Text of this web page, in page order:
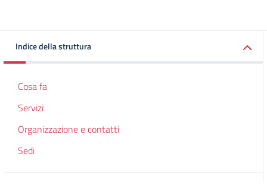
Indice della struttura
Cosa fa
Servizi
Organizzazione e contatti
Sedi